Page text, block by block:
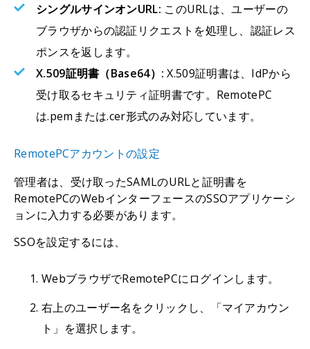
シングルサインオンURL: このURLは、ユーザーの
ブラウザからの認証リクエストを処理し、認証レス
ポンスを返します。
X.509証明書（Base64）: X.509証明書は、IdPから
受け取るセキュリティ証明書です。RemotePC
は.pemまたは.cer形式のみ対応しています。
RemotePCアカウントの設定
管理者は、受け取ったSAMLのURLと証明書を
RemotePCのWebインターフェースのSSOアプリケーシ
ョンに入力する必要があります。
SSOを設定するには、
WebブラウザでRemotePCにログインします。
右上のユーザー名をクリックし、「マイアカウン
ト」を選択します。